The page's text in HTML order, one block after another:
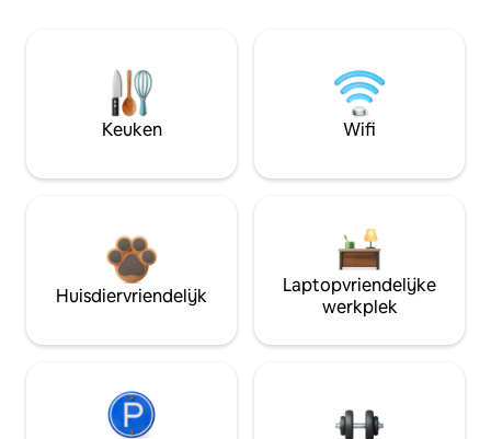
Keuken Wifi
Huisdiervriendelijk
Laptopvriendelijke
werkplek